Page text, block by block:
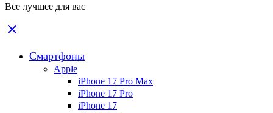
Все лучшее для вас
Смартфоны
Apple
iPhone 17 Pro Max
iPhone 17 Pro
iPhone 17